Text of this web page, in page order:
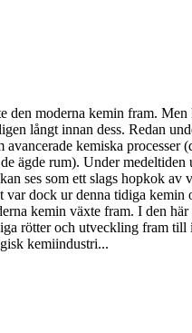
den moderna kemin fram. Men
långt innan dess. Redan
avancerade kemiska processer
ägde rum). Under medeltiden
ses som ett slags hopkok av
dock ur denna tidiga kemin
kemin växte fram. I den
rötter och utveckling fram till
kemiindustri...